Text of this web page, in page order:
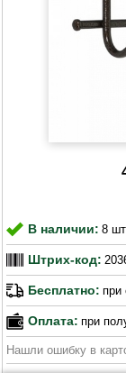
В наличии: 8
Штрих-код:
Бесплатно: при
Оплата: при
Нашли ошибку в